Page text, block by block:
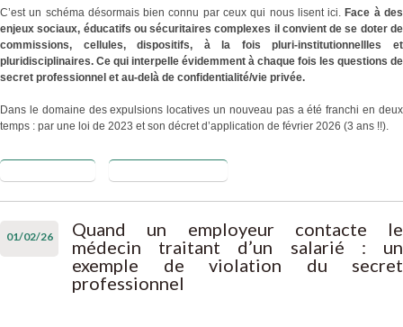
C’est un schéma désormais bien connu par ceux qui nous lisent ici. Face à des
enjeux sociaux, éducatifs ou sécuritaires complexes il convient de se doter de
commissions, cellules, dispositifs, à la fois pluri-institutionnellles et
pluridisciplinaires. Ce qui interpelle évidemment à chaque fois les questions de
secret professionnel et au-delà de confidentialité/vie privée.
Dans le domaine des expulsions locatives un nouveau pas a été franchi en deux
temps : par une loi de 2023 et son décret d’application de février 2026 (3 ans !!).
publié et
(ré)interroge
le secret
professionnel
01/02/26
Quand un employeur contacte le
médecin traitant d’un salarié : un
exemple de violation du secret
professionnel